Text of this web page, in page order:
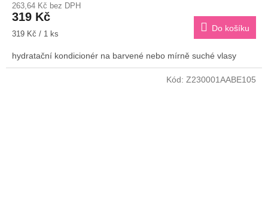
263,64 Kč bez DPH
319 Kč
Měrná
319 Kč / 1 ks
Do košíku
hydratační kondicionér na barvené nebo mírně suché vlasy
Kód: Z230001AABE105